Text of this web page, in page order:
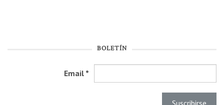
BOLETÍN
Email *